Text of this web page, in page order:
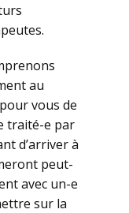
au
vous de
traité-e par
d’arriver à
peut-
avec un-e
sur la